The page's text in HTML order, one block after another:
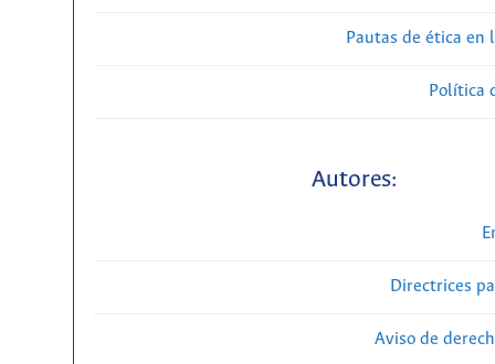
Pautas de ética en
Política
Autores:
Directrices
Aviso de